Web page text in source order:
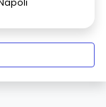
Napoli